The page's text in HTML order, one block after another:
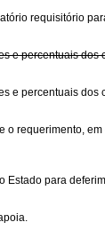
requisitório
e percentuais
e percentuais
requerimento,
para